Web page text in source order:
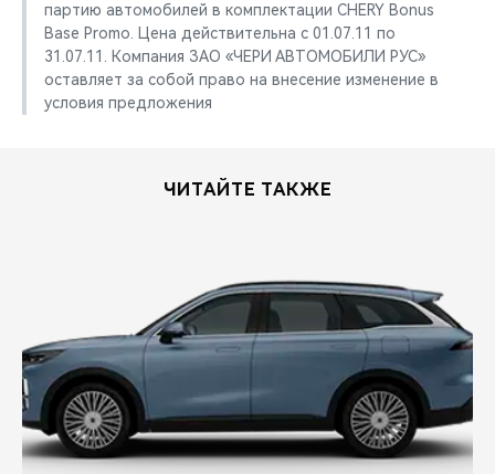
партию автомобилей в комплектации CHERY Bonus
Base Promo. Цена действительна с 01.07.11 по
31.07.11. Компания ЗАО «ЧЕРИ АВТОМОБИЛИ РУС»
оставляет за собой право на внесение изменение в
условия предложения
ЧИТАЙТЕ ТАКЖЕ